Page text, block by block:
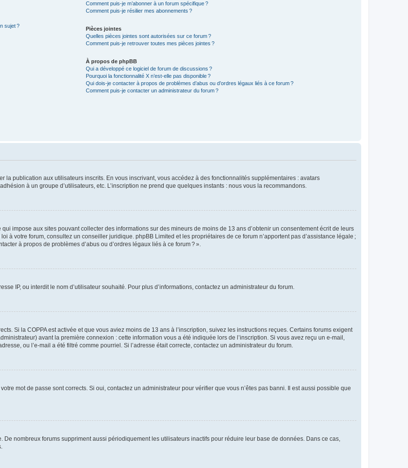
sujet ?
Comment puis-je m’abonner à un forum spécifique ?
Comment puis-je résilier mes abonnements ?
Pièces jointes
Quelles pièces jointes sont autorisées sur ce forum ?
Comment puis-je retrouver toutes mes pièces jointes ?
À propos de phpBB
Qui a développé ce logiciel de forum de discussions ?
Pourquoi la fonctionnalité X n’est-elle pas disponible ?
Qui dois-je contacter à propos de problèmes d’abus ou d’ordres légaux liés à ce forum ?
Comment puis-je contacter un administrateur du forum ?
la publication aux utilisateurs inscrits. En vous inscrivant, vous accédez à des fonctionnalités supplémentaires : avatars
à un groupe d’utilisateurs, etc. L’inscription ne prend que quelques instants : nous vous la recommandons.
impose aux sites pouvant collecter des informations sur des mineurs de moins de 13 ans d’obtenir un consentement écrit de leurs
à votre forum, consultez un conseiller juridique. phpBB Limited et les propriétaires de ce forum n’apportent pas d’assistance légale ;
à propos de problèmes d’abus ou d’ordres légaux liés à ce forum ? ».
IP, ou interdit le nom d’utilisateur souhaité. Pour plus d’informations, contactez un administrateur du forum.
Si la COPPA est activée et que vous aviez moins de 13 ans à l’inscription, suivez les instructions reçues. Certains forums exigent
avant la première connexion : cette information vous a été indiquée lors de l’inscription. Si vous avez reçu un e-mail,
ou l’e-mail a été filtré comme pourriel. Si l’adresse était correcte, contactez un administrateur du forum.
mot de passe sont corrects. Si oui, contactez un administrateur pour vérifier que vous n’êtes pas banni. Il est aussi possible que
De nombreux forums suppriment aussi périodiquement les utilisateurs inactifs pour réduire leur base de données. Dans ce cas,